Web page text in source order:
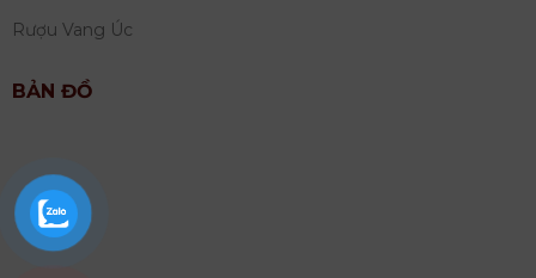
Rượu Vang Úc
BẢN ĐỒ